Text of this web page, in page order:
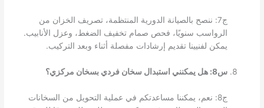
ج7: ننصح بالصيانة الدورية المنتظمة، تصريف الخزان من
الرواسب سنويًا، فحص صمام تخفيف الضغط، وعزل الأنابيب.
يمكن لفنيينا تقديم إرشادات مفصلة أثناء وبعد التركيب.
س8: هل يمكنني استبدال سخان فردي بسخان مركزي؟
ج8: نعم، يمكننا مساعدتكم في عملية التحويل من السخانات